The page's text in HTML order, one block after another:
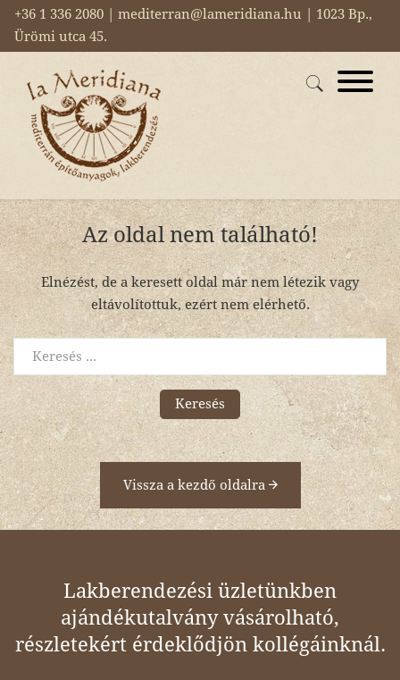
+36 1 336 2080 | mediterran@lameridiana.hu | 1023 Bp.,
Ürömi utca 45.
Az oldal nem található!
Elnézést, de a keresett oldal már nem létezik vagy
eltávolítottuk, ezért nem elérhető.
Keresés
Vissza a kezdő oldalra
Lakberendezési üzletünkben
ajándékutalvány vásárolható,
részletekért érdeklődjön kollégáinknál.